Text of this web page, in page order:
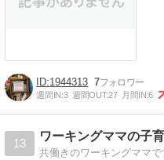
1944313 7
週間IN:3 週間OUT:27 月間IN:6
13
ワーキングママの子